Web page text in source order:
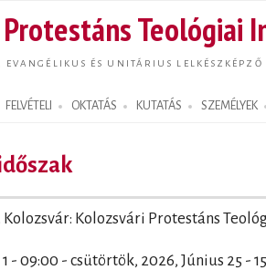
Teológiai
EVANGÉLIKUS ÉS UNITÁRIUS LELKÉSZKÉPZŐ
FELVÉTELI OKTATÁS KUTATÁS SZEMÉLYEK
Kolozsvár: Kolozsvári Protestáns
- 09:00 - csütörtök, 2026, Június 25 -